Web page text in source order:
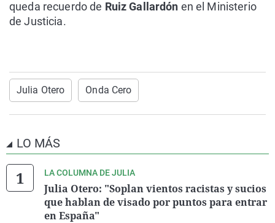
queda recuerdo de Ruiz Gallardón en el Ministerio
de Justicia.
Julia Otero Onda Cero
LO MÁS
LA COLUMNA DE JULIA
Julia Otero: "Soplan vientos racistas y sucios
que hablan de visado por puntos para entrar
en España"